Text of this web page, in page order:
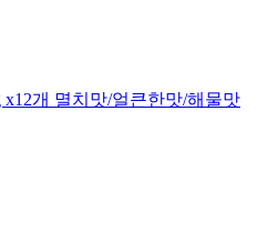
개 멸치맛/얼큰한맛/해물맛